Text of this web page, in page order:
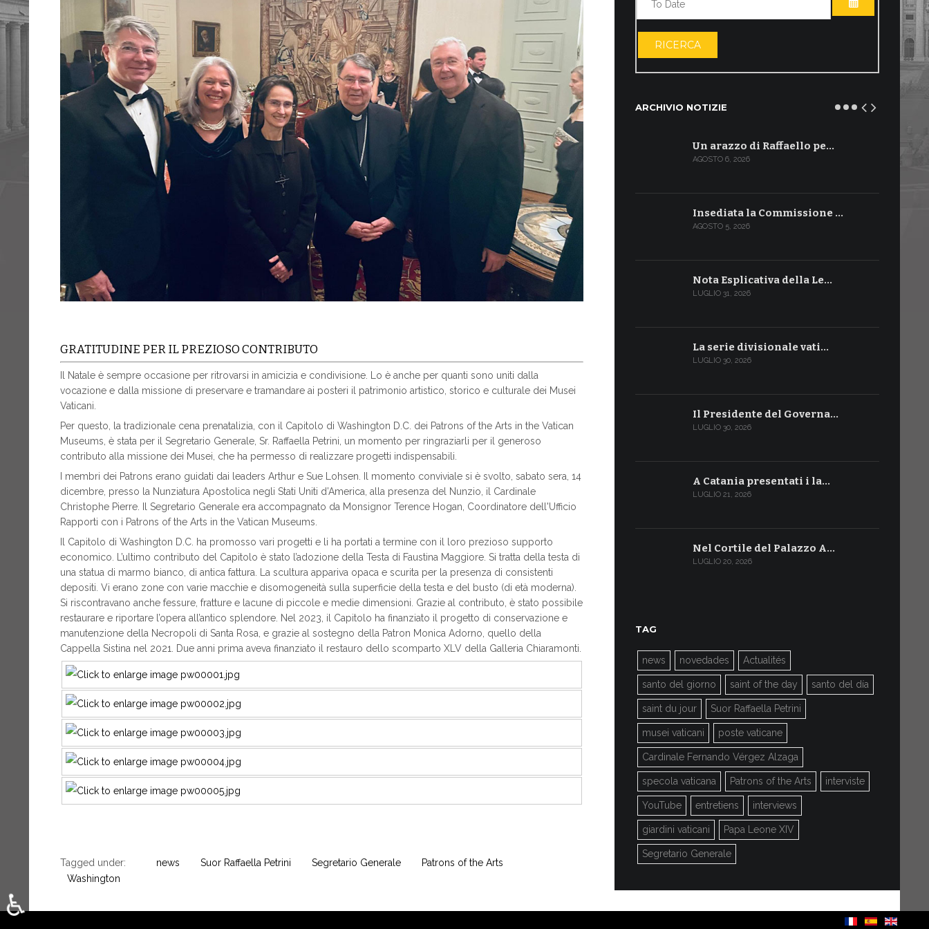
GRATITUDINE PER IL PREZIOSO CONTRIBUTO
Il Natale è sempre occasione per ritrovarsi in amicizia e condivisione. Lo è anche per quanti sono uniti dalla
vocazione e dalla missione di preservare e tramandare ai posteri il patrimonio artistico, storico e culturale dei Musei
Vaticani.
Per questo, la tradizionale cena prenatalizia, con il Capitolo di Washington D.C. dei Patrons of the Arts in the Vatican
Museums, è stata per il Segretario Generale, Sr. Raffaella Petrini, un momento per ringraziarli per il generoso
contributo alla missione dei Musei, che ha permesso di realizzare progetti indispensabili.
I membri dei Patrons erano guidati dai leaders Arthur e Sue Lohsen. Il momento conviviale si è svolto, sabato sera, 14
dicembre, presso la Nunziatura Apostolica negli Stati Uniti d’America, alla presenza del Nunzio, il Cardinale
Christophe Pierre. Il Segretario Generale era accompagnato da Monsignor Terence Hogan, Coordinatore dell'Ufficio
Rapporti con i Patrons of the Arts in the Vatican Museums.
Il Capitolo di Washington D.C. ha promosso vari progetti e li ha portati a termine con il loro prezioso supporto
economico. L’ultimo contributo del Capitolo è stato l’adozione della Testa di Faustina Maggiore. Si tratta della testa di
una statua di marmo bianco, di antica fattura. La scultura appariva opaca e scurita per la presenza di consistenti
depositi. Vi erano zone con varie macchie e disomogeneità sulla superficie della testa e del busto (di età moderna).
Si riscontravano anche fessure, fratture e lacune di piccole e medie dimensioni. Grazie al contributo, è stato possibile
restaurare e riportare l’opera all’antico splendore. Nel 2023, il Capitolo ha finanziato il progetto di conservazione e
manutenzione della Necropoli di Santa Rosa, e grazie al sostegno della Patron Monica Adorno, quello della
Cappella Sistina nel 2021. Due anni prima aveva finanziato il restauro dello scomparto XLV della Galleria Chiaramonti.
Tagged under: news Suor Raffaella Petrini Segretario Generale
Patrons of the Arts
Washington
APRI IL
RICERCA
ARCHIVIO NOTIZIE
Un arazzo di Raffaello pe…
AGOSTO 6, 2026
Insediata la Commissione …
AGOSTO 5, 2026
Nota Esplicativa della Le…
LUGLIO 31, 2026
La serie divisionale vati…
LUGLIO 30, 2026
Il Presidente del Governa…
LUGLIO 30, 2026
A Catania presentati i la…
LUGLIO 21, 2026
Nel Cortile del Palazzo A…
LUGLIO 20, 2026
TAG
news novedades Actualités
santo del giorno saint of the day santo del día
saint du jour Suor Raffaella Petrini
musei vaticani poste vaticane
Cardinale Fernando Vérgez Alzaga
specola vaticana Patrons of the Arts interviste
YouTube entretiens interviews
giardini vaticani Papa Leone XIV
Segretario Generale